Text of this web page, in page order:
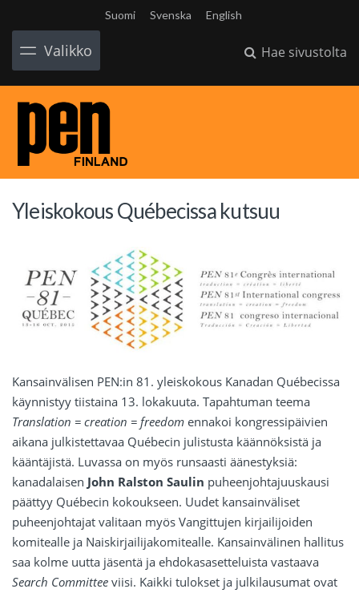
Suomi Svenska English
Valikko Hae sivustolta
Yleiskokous Québecissa kutsuu
Kansainvälisen PEN:in 81. yleiskokous Kanadan Québecissa
käynnistyy tiistaina 13. lokakuuta. Tapahtuman teema
Translation = creation = freedom ennakoi kongressipäivien
aikana julkistettavaa Québecin julistusta käännöksistä ja
kääntäjistä. Luvassa on myös runsaasti äänestyksiä:
kanadalaisen John Ralston Saulin puheenjohtajuuskausi
päättyy Québecin kokoukseen. Uudet kansainväliset
puheenjohtajat valitaan myös Vangittujen kirjailijoiden
komitealle ja Naiskirjailijakomitealle. Kansainvälinen hallitus
saa kolme uutta jäsentä ja ehdokasasetteluista vastaava
Search Committee viisi. Kaikki tulokset ja julkilausumat ovat